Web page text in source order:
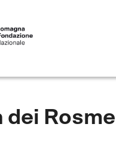
dei